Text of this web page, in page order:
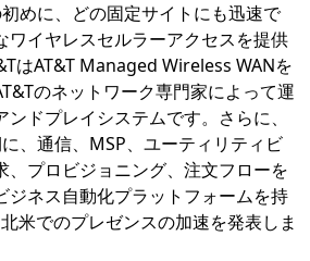
めに、どの固定サイトにも迅速で
ワイヤレスセルラーアクセスを提供
はAT&T Managed Wireless WANを
のネットワーク専門家によって運
ドプレイシステムです。さらに、
、通信、MSP、ユーティリティビ
、プロビジョニング、注文フローを
ジネス自動化プラットフォームを持
米でのプレゼンスの加速を発表しま